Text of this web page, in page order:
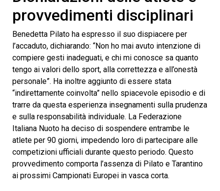
provvedimenti disciplinari
Benedetta Pilato ha espresso il suo dispiacere per
l’accaduto, dichiarando: “Non ho mai avuto intenzione di
compiere gesti inadeguati, e chi mi conosce sa quanto
tengo ai valori dello sport, alla correttezza e all’onestà
personale”. Ha inoltre aggiunto di essere stata
“indirettamente coinvolta” nello spiacevole episodio e di
trarre da questa esperienza insegnamenti sulla prudenza
e sulla responsabilità individuale. La Federazione
Italiana Nuoto ha deciso di sospendere entrambe le
atlete per 90 giorni, impedendo loro di partecipare alle
competizioni ufficiali durante questo periodo. Questo
provvedimento comporta l’assenza di Pilato e Tarantino
ai prossimi Campionati Europei in vasca corta.